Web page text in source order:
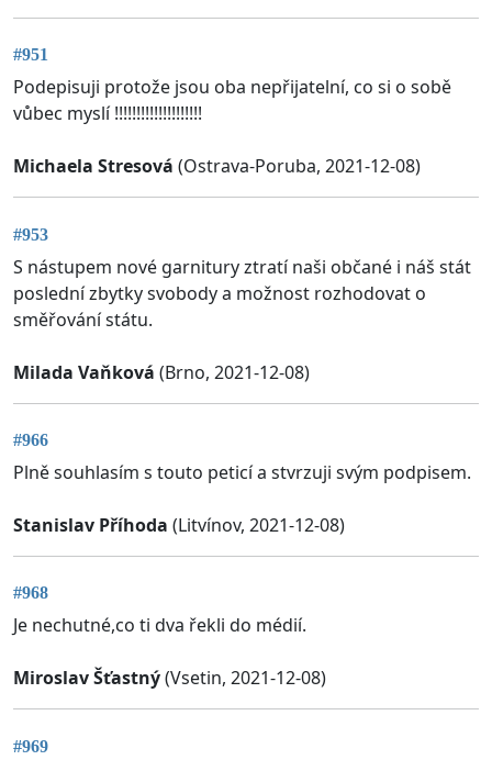
#951
Podepisuji protože jsou oba nepřijatelní, co si o sobě
vůbec myslí !!!!!!!!!!!!!!!!!!!!
Michaela Stresová (Ostrava-Poruba, 2021-12-08)
#953
S nástupem nové garnitury ztratí naši občané i náš stát
poslední zbytky svobody a možnost rozhodovat o
směřování státu.
Milada Vaňková (Brno, 2021-12-08)
#966
Plně souhlasím s touto peticí a stvrzuji svým podpisem.
Stanislav Příhoda (Litvínov, 2021-12-08)
#968
Je nechutné,co ti dva řekli do médií.
Miroslav Šťastný(Vsetin, 2021-12-08)
#969